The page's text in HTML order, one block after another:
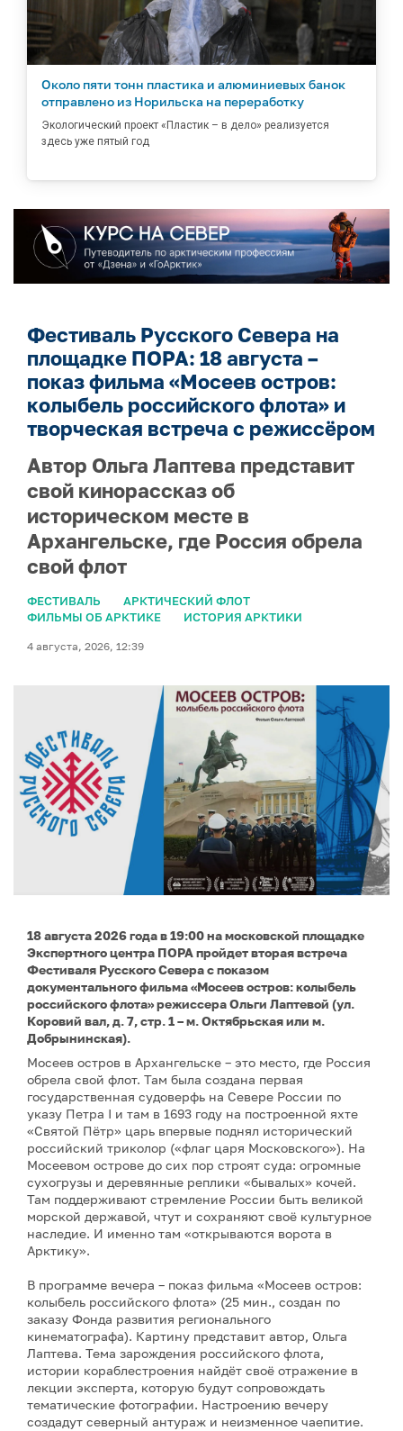
Около пяти тонн пластика и алюминиевых банок
отправлено из Норильска на переработку
Экологический проект «Пластик – в дело» реализуется
здесь уже пятый год
Фестиваль Русского Севера на
площадке ПОРА: 18 августа –
показ фильма «Мосеев остров:
колыбель российского флота» и
творческая встреча с режиссёром
Автор Ольга Лаптева представит
свой кинорассказ об
историческом месте в
Архангельске, где Россия обрела
свой флот
ФЕСТИВАЛЬ
АРКТИЧЕСКИЙ ФЛОТ
ФИЛЬМЫ ОБ АРКТИКЕ
ИСТОРИЯ АРКТИКИ
4 августа, 2026, 12:39
18 августа 2026 года в 19:00 на московской площадке
Экспертного центра ПОРА пройдет вторая встреча
Фестиваля Русского Севера с показом
документального фильма «Мосеев остров: колыбель
российского флота» режиссера Ольги Лаптевой (ул.
Коровий вал, д. 7, стр. 1 – м. Октябрьская или м.
Добрынинская).
Мосеев остров в Архангельске – это место, где Россия
обрела свой флот. Там была создана первая
государственная судоверфь на Севере России по
указу Петра I и там в 1693 году на построенной яхте
«Святой Пётр» царь впервые поднял исторический
российский триколор («флаг царя Московского»). На
Мосеевом острове до сих пор строят суда: огромные
сухогрузы и деревянные реплики «бывалых» кочей.
Там поддерживают стремление России быть великой
морской державой, чтут и сохраняют своё культурное
наследие. И именно там «открываются ворота в
Арктику».
В программе вечера – показ фильма «Мосеев остров:
колыбель российского флота» (25 мин., создан по
заказу Фонда развития регионального
кинематографа). Картину представит автор, Ольга
Лаптева. Тема зарождения российского флота,
истории кораблестроения найдёт своё отражение в
лекции эксперта, которую будут сопровождать
тематические фотографии. Настроению вечеру
создадут северный антураж и неизменное чаепитие.